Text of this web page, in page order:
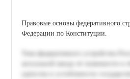
Правовые основы федеративного
Федерации по Конституции.